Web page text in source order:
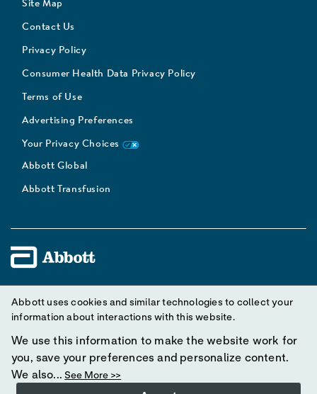
Site Map
Contact Us
Privacy Policy
Consumer Health Data Privacy Policy
Terms of Use
Advertising Preferences
Your Privacy Choices
Abbott Global
Abbott Transfusion
appearing in this Internet site are trademarks owned by or licensed
trademark, trade name, or trade dress in this site may be made
without prior written authorization of Abbott, except to identify the
product or services of the company.
Abbott uses cookies and similar technologies to collect your
information about interactions with this website.
We use this information to make the website work for
you, save your preferences and personalize content.
We also... See More >>